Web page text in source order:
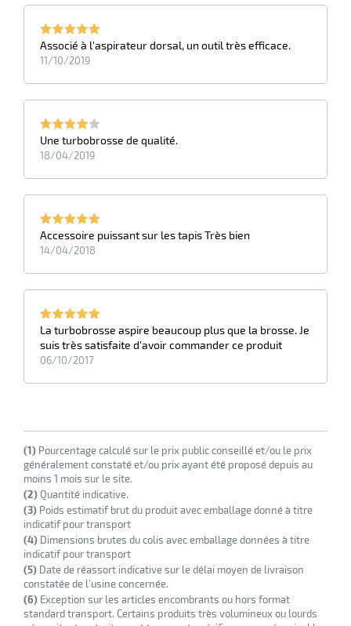
Associé à l'aspirateur dorsal, un outil très efficace.
11/10/2019
Une turbobrosse de qualité.
18/04/2019
Accessoire puissant sur les tapis Très bien
14/04/2018
La turbobrosse aspire beaucoup plus que la brosse. Je
suis très satisfaite d'avoir commander ce produit
06/10/2017
(1) Pourcentage calculé sur le prix public conseillé et/ou le prix
généralement constaté et/ou prix ayant été proposé depuis au
moins 1 mois sur le site.
(2)Quantité indicative.
(3) Poids estimatif brut du produit avec emballage donné à titre
indicatif pour transport
(4) Dimensions brutes du colis avec emballage données à titre
indicatif pour transport
(5) Date de réassort indicative sur le délai moyen de livraison
constatée de l’usine concernée.
(6) Exception sur les articles encombrants ou hors format
standard transport. Certains produits très volumineux ou lourds